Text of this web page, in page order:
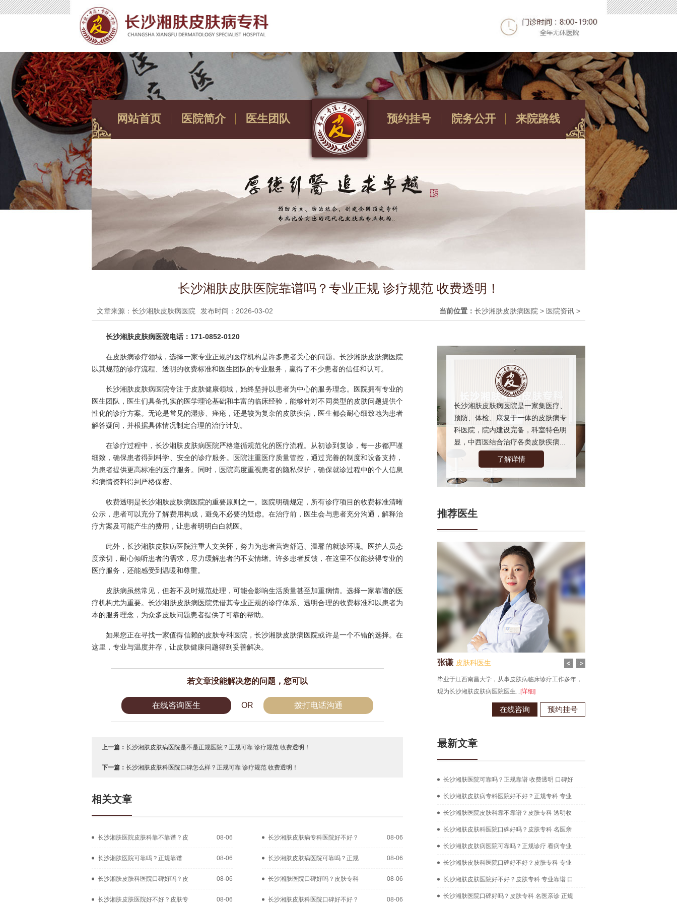
网站首页 医院简介 医生团队 预约挂号 院务公开 来院路线
长沙湘肤皮肤医院靠谱吗？专业正规 诊疗规范 收费透明！
文章来源：长沙湘肤皮肤病医院 发布时间：2026-03-02 当前位置： 长沙湘肤皮肤病医院 > 医院资讯 >
长沙湘肤皮肤病医院电话：171-0852-0120
在皮肤病诊疗领域，选择一家专业正规的医疗机构是许多患者关心的问题。长沙湘肤皮肤病医院
以其规范的诊疗流程、透明的收费标准和医生团队的专业服务，赢得了不少患者的信任和认可。
长沙湘肤皮肤病医院专注于皮肤健康领域，始终坚持以患者为中心的服务理念。医院拥有专业的
医生团队，医生们具备扎实的医学理论基础和丰富的临床经验，能够针对不同类型的皮肤问题提供个
性化的诊疗方案。无论是常见的湿疹、痤疮，还是较为复杂的皮肤疾病，医生都会耐心细致地为患者
解答疑问，并根据具体情况制定合理的治疗计划。
在诊疗过程中，长沙湘肤皮肤病医院严格遵循规范化的医疗流程。从初诊到复诊，每一步都严谨
细致，确保患者得到科学、安全的诊疗服务。医院注重医疗质量管控，通过完善的制度和设备支持，
为患者提供更高标准的医疗服务。同时，医院高度重视患者的隐私保护，确保就诊过程中的个人信息
和病情资料得到严格保密。
收费透明是长沙湘肤皮肤病医院的重要原则之一。医院明确规定，所有诊疗项目的收费标准清晰
公示，患者可以充分了解费用构成，避免不必要的疑虑。在治疗前，医生会与患者充分沟通，解释治
疗方案及可能产生的费用，让患者明明白白就医。
此外，长沙湘肤皮肤病医院注重人文关怀，努力为患者营造舒适、温馨的就诊环境。医护人员态
度亲切，耐心倾听患者的需求，尽力缓解患者的不安情绪。许多患者反馈，在这里不仅能获得专业的
医疗服务，还能感受到温暖和尊重。
皮肤病虽然常见，但若不及时规范处理，可能会影响生活质量甚至加重病情。选择一家靠谱的医
疗机构尤为重要。长沙湘肤皮肤病医院凭借其专业正规的诊疗体系、透明合理的收费标准和以患者为
本的服务理念，为众多皮肤问题患者提供了可靠的帮助。
如果您正在寻找一家值得信赖的皮肤专科医院，长沙湘肤皮肤病医院或许是一个不错的选择。在
这里，专业与温度并存，让皮肤健康问题得到妥善解决。
若文章没能解决您的问题，您可以
在线咨询医生 OR 拨打电话沟通
上一篇： 长沙湘肤皮肤病医院是不是正规医院？正规可靠 诊疗规范 收费透明！
下一篇： 长沙湘肤皮肤科医院口碑怎么样？正规可靠 诊疗规范 收费透明！
相关文章
长沙湘肤医院皮肤科靠不靠谱？皮 08-06 长沙湘肤皮肤病专科医院好不好？ 08-06
长沙湘肤医院可靠吗？正规靠谱 08-06 长沙湘肤皮肤病医院可靠吗？正规 08-06
长沙湘肤皮肤科医院口碑好吗？皮 08-06 长沙湘肤医院口碑好吗？皮肤专科 08-06
长沙湘肤皮肤医院好不好？皮肤专 08-06 长沙湘肤皮肤科医院口碑好不好？ 08-06
长沙湘肤皮肤病医院是一家集医疗、
预防、体检、康复于一体的皮肤病专
科医院，院内建设完备，科室特色明
显，中西医结合治疗各类皮肤疾病...
了解详情
推荐医生
长沙湘肤皮肤病医院医生，从事皮肤病临床工作多年，
在线咨询
张谦 皮肤科医生
毕业于江西南昌大学，从事皮肤病临床诊疗工作多年，
现为长沙湘肤皮肤病医院医生...[详细]
在线咨询 预约挂号
最新文章
长沙湘肤医院可靠吗？正规靠谱 收费透明 口碑好
长沙湘肤皮肤病专科医院好不好？正规专科 专业
长沙湘肤医院皮肤科靠不靠谱？皮肤专科 透明收
长沙湘肤皮肤科医院口碑好吗？皮肤专科 名医亲
长沙湘肤皮肤病医院可靠吗？正规诊疗 看病专业
长沙湘肤皮肤科医院口碑好不好？皮肤专科 专业
长沙湘肤皮肤医院好不好？皮肤专科 专业靠谱 口
长沙湘肤医院口碑好吗？皮肤专科 名医亲诊 正规